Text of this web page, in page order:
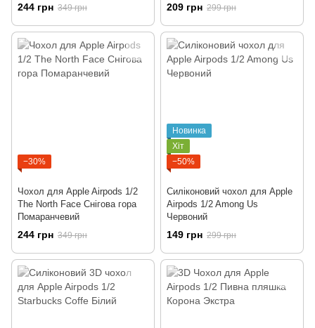
244 грн 349 грн 209 грн 299 грн
−30%
Чохол для Apple Airpods 1/2
The North Face Снігова гора
Помаранчевий
244 грн 349 грн
Новинка
Хіт
−50%
Силіконовий чохол для Apple
Airpods 1/2 Among Us
Червоний
149 грн 299 грн